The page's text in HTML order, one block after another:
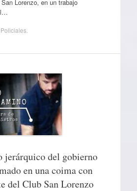
Lorenzo, en un trabajo
Policiales.
jerárquico del gobierno
en una coima con
del Club San Lorenzo